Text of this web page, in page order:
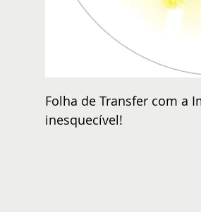
Folha de Transfer com a
inesquecível!